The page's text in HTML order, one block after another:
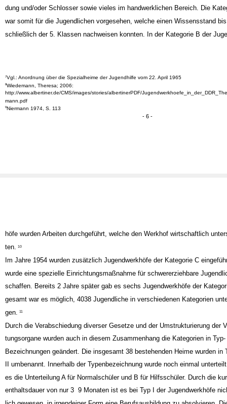
dungsmaßnahmen, wie z. B. Tischler- und Schreinerausbildung,
dung und/oder Schlosser sowie vieles im handwerklichen Bereich. Die
war somit für die Jugendlichen vorgesehen, welche einen Wissensstand
7Vgl.: Anordnung über die Spezialheime der Jugendhilfe vom 22. April 1965
8 Wiedemann, Theresa; 2006:
http://www.albertiner.de/CMS/images/stories/albertinerPDF/
mann.pdf
höfe wurden Arbeiten durchgeführt, welche den Werkhof wirtschaftlich
ten.
Im Jahre 1954 wurden zusätzlich Jugendwerkhöfe der Kategorie C
wurde eine spezielle Einrichtungsmaßnahme für schwererziehbare
schaffen. Bereits 2 Jahre später gab es sechs Jugendwerkhöfe der
gen.
Durch die Verabschiedung diverser Gesetze und der Umstrukturierung der
tungsorgane wurden auch in diesem Zusammenhang die Kategorien in Typ-
Bezeichnungen geändert. Die insgesamt 38 bestehenden Heime wurden in
II umbenannt. Innerhalb der Typenbezeichnung wurde noch einmal
es die Unterteilung A für Normalschüler und B für Hilfsschüler. Durch die
enthaltsdauer von nur 3 ­ 9 Monaten ist es bei Typ I der Jugendwerkhöfe